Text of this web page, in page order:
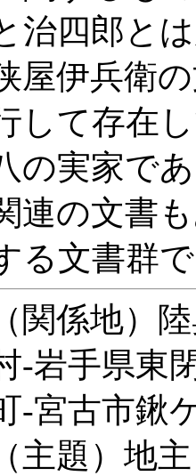
治四郎と
屋伊兵衛
して存在
の実家で
連の文書
る文書群
（関係地）
‐岩手県東
‐宮古市鍬
（主題）地